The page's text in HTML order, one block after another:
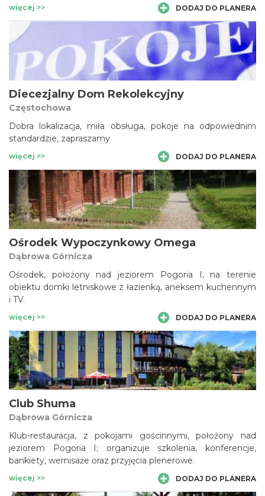
więcej >> DODAJ DO PLANERA
Diecezjalny Dom Rekolekcyjny
Częstochowa
Dobra lokalizacja, miła obsługa, pokoje na odpowiednim
standardzie, zapraszamy
więcej >> DODAJ DO PLANERA
Ośrodek Wypoczynkowy Omega
Dąbrowa Górnicza
Ośrodek, położony nad jeziorem Pogoria I, na terenie
obiektu domki letniskowe z łazienką, aneksem kuchennym
i TV.
więcej >> DODAJ DO PLANERA
Club Shuma
Dąbrowa Górnicza
Klub-restauracja, z pokojami gościnnymi, położony nad
jeziorem Pogoria I; organizuje szkolenia, konferencje,
bankiety, wernisaże oraz przyjęcia plenerowe.
więcej >> DODAJ DO PLANERA